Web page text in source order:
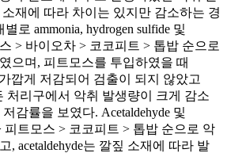
재에 따라 차이는 있지만 감소하는 경
로 ammonia, hydrogen sulfide 및
> 바이오차 > 코코피트 > 톱밥 순으로
으며, 피트모스를 투입하였을 때
깝게 저감되어 검출이 되지 않았고
처리구에서 악취 발생량이 크게 감소
감률을 보였다. Acetaldehyde 및
피트모스 > 코코피트 > 톱밥 순으로 악
, acetaldehyde는 깔짚 소재에 따라 발